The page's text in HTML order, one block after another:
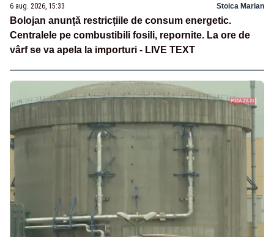
6 aug. 2026, 15:33 Stoica Marian
Bolojan anunță restricțiile de consum energetic.
Centralele pe combustibili fosili, repornite. La ore de
vârf se va apela la importuri - LIVE TEXT